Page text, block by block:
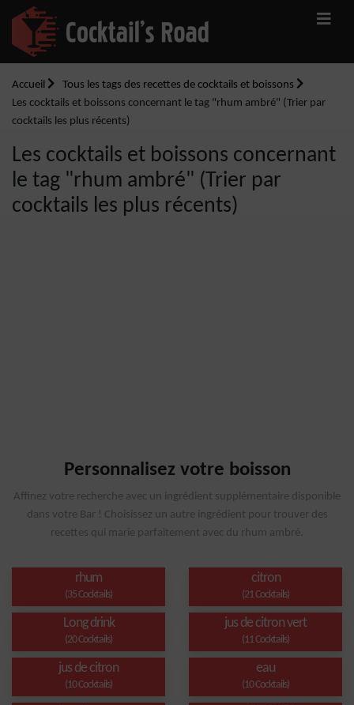
Accueil
Tous les tags des recettes de cocktails et boissons
Les cocktails et boissons concernant le tag "rhum ambré" (Trier par
cocktails les plus récents)
Les cocktails et boissons concernant
le tag "rhum ambré" (Trier par
cocktails les plus récents)
Personnalisez votre boisson
Affinez votre recherche avec un ingrédient supplémentaire disponible
dans votre Bar ! Choisissez un autre ingrédient pour trouver des
recettes qui marie parfaitement avec du rhum ambré.
rhum
(35 Cocktails)
citron
(21 Cocktails)
Long drink
(20 Cocktails)
jus de citron vert
(11 Cocktails)
jus de citron
(10 Cocktails)
eau
(10 Cocktails)